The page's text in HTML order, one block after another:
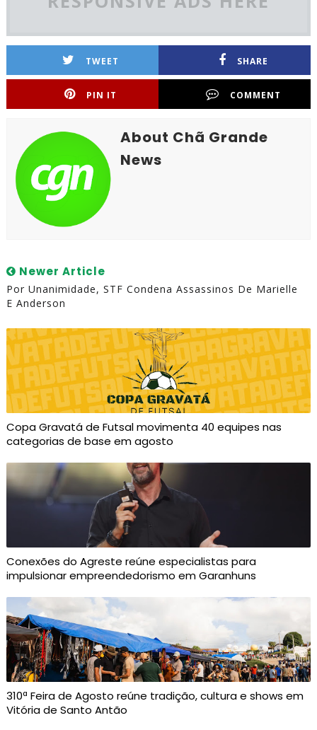
TWEET SHARE
PIN IT COMMENT
About Chã Grande
News
Newer Article
Por Unanimidade, STF Condena Assassinos De Marielle
E Anderson
Copa Gravatá de Futsal movimenta 40 equipes nas
categorias de base em agosto
Conexões do Agreste reúne especialistas para
impulsionar empreendedorismo em Garanhuns
310ª Feira de Agosto reúne tradição, cultura e shows em
Vitória de Santo Antão